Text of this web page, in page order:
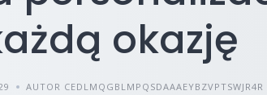
okazję
AUTOR CEDLMQGBLMPQSDAAAEYBZVPTSWJR4R